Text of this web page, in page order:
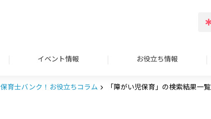
イベント情報 お役立ち情報
保育士バンク！お役立ちコラム 「障がい児保育」の検索結果一覧